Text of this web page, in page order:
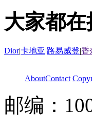
大家都在
Dior|卡地亚|路易威登|香
AboutContact
邮编：